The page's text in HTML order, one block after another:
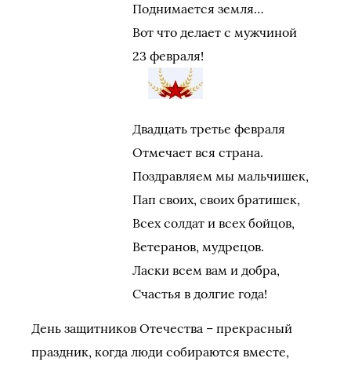
Поднимается земля…
Вот что делает с мужчиной
23 февраля!
Двадцать третье февраля
Отмечает вся страна.
Поздравляем мы мальчишек,
Пап своих, своих братишек,
Всех солдат и всех бойцов,
Ветеранов, мудрецов.
Ласки всем вам и добра,
Счастья в долгие года!
День защитников Отечества – прекрасный
праздник, когда люди собираются вместе,